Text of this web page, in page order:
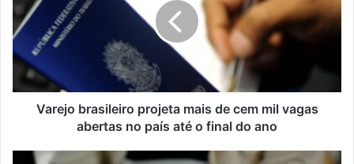
mais
de
cem
mil
vagas
abertas
Varejo brasileiro projeta mais de cem mil vagas
abertas no país até o final do ano
Passaporte